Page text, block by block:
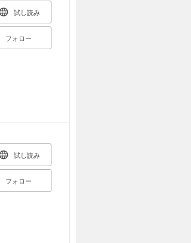
試し読み
フォロー
試し読み
フォロー